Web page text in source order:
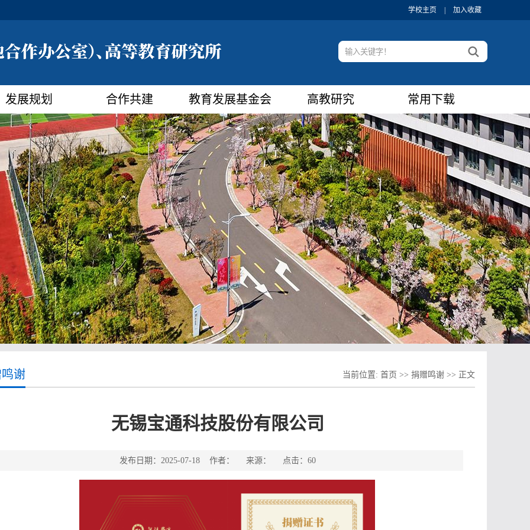
学校主页 加入收藏
发展规划 合作共建 教育发展基金会 高教研究 常用下载
谢 当前位置: 首页 >> 捐赠鸣谢 >> 正文
无锡宝通科技股份有限公司
发布日期：2025-07-18 作者： 来源： 点击： 60